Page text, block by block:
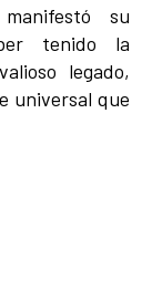
su
tenido la
legado,
universal que